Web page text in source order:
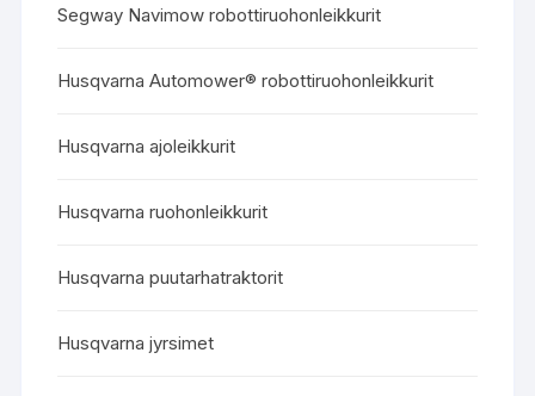
Segway Navimow robottiruohonleikkurit
Husqvarna Automower® robottiruohonleikkurit
Husqvarna ajoleikkurit
Husqvarna ruohonleikkurit
Husqvarna puutarhatraktorit
Husqvarna jyrsimet